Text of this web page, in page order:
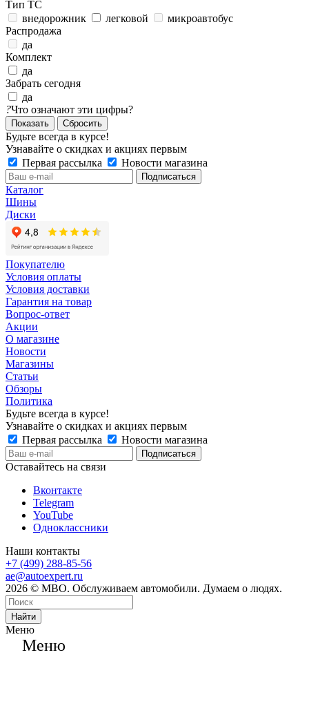
Тип ТС
внедорожник
легковой
микроавтобус
Распродажа
да
Комплект
да
Забрать сегодня
да
?Что означают эти цифры?
Сбросить
Будьте всегда в курсе!
Узнавайте о скидках и акциях первым
Первая рассылка
Новости магазина
Каталог
Шины
Диски
Покупателю
Условия оплаты
Условия доставки
Гарантия на товар
Вопрос-ответ
Акции
О магазине
Новости
Магазины
Статьи
Обзоры
Политика
Будьте всегда в курсе!
Узнавайте о скидках и акциях первым
Первая рассылка
Новости магазина
Оставайтесь на связи
Вконтакте
Telegram
YouTube
Одноклассники
Наши контакты
+7 (499) 288-85-56
ae@autoexpert.ru
2026 © МВО. Обслуживаем автомобили. Думаем о людях.
Найти
Меню
Меню